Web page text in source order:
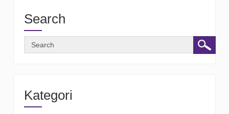
Search
Kategori